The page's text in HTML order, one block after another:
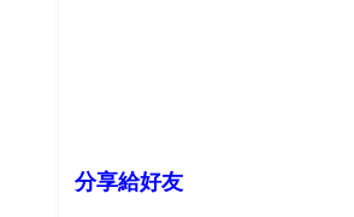
分享給好友